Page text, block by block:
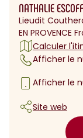
NATHALIE
Lieudit
EN PROVENCE
Calculer
Afficher le
Afficher le
Site web